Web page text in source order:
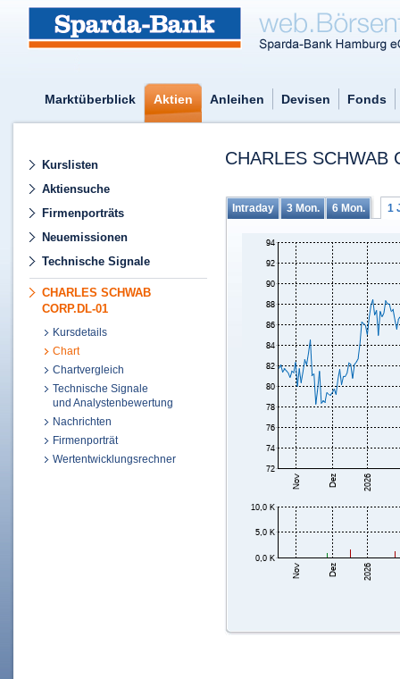
Marktüberblick Aktien Anleihen Devisen Fonds
Kurslisten
Aktiensuche
Firmenporträts
Neuemissionen
Technische Signale
CHARLES SCHWAB
CORP.DL-01
Kursdetails
Chart
Chartvergleich
Technische Signale
und Analystenbewertung
Nachrichten
Firmenporträt
Wertentwicklungsrechner
CHARLES SCHWAB
Intraday 3 Mon. 6 Mon. 1